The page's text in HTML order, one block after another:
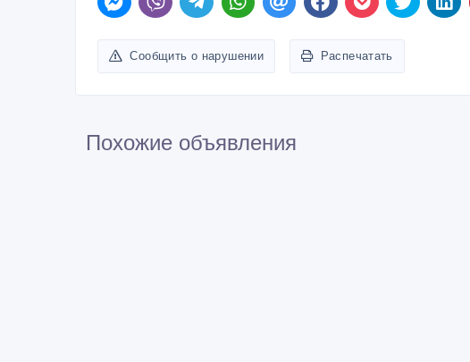
Сообщить о нарушении Распечатать
Похожие объявления